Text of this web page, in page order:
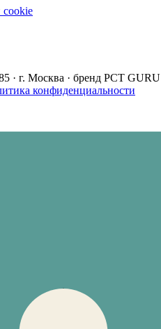
cookie
г. Москва · бренд PCT GURU
конфиденциальности